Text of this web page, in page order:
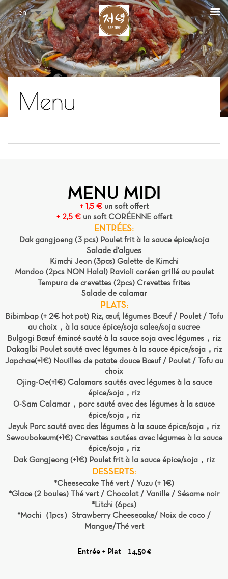
en
Menu
MENU MIDI
+ 1,5 €un soft offert
+ 2,5 €un soft CORÉENNE offert
ENTRÉES:
Dak gangjoeng (3 pcs) Poulet frit à la sauce épice/soja
Salade d’algues
Kimchi Jeon (3pcs) Galette de Kimchi
Mandoo (2pcs NON Halal) Ravioli coréen grillé au poulet
Tempura de crevettes (2pcs) Crevettes frites
Salade de calamar
PLATS:
Bibimbap (+ 2€ hot pot) Riz, œuf, légumes Bœuf / Poulet / Tofu
au choix，à la sauce épice/soja salee/soja sucree
Bulgogi Bœuf émincé sauté à la sauce soja avec légumes，riz
Dakaglbi Poulet sauté avec légumes à la sauce épice/soja，riz
Japchae(+1€) Nouilles de patate douce Bœuf / Poulet / Tofu au
choix
Ojing-Oe(+1€) Calamars sautés avec légumes à la sauce
épice/soja，riz
0-Sam Calamar，porc sauté avec des légumes à la sauce
épice/soja，riz
Jeyuk Porc sauté avec des légumes à la sauce épice/soja，riz
Sewoubokeum(+1€) Crevettes sautées avec légumes à la sauce
épice/soja，riz
Dak Gangjeong (+1€) Poulet frit à la sauce épice/soja，riz
DESSERTS:
*Cheesecake Thé vert / Yuzu (+ 1€)
*Glace (2 boules) Thé vert / Chocolat / Vanille / Sésame noir
*Litchi (6pcs)
*Mochi（1pcs）Strawberry Cheesecake/ Noix de coco /
Mangue/Thé vert
Entrée + Plat 14,50 €
Cookies management panel